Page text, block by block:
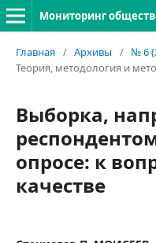
Главная / Архивы / № 6
Теория, методология и
Выборка,
опросе: к
качестве